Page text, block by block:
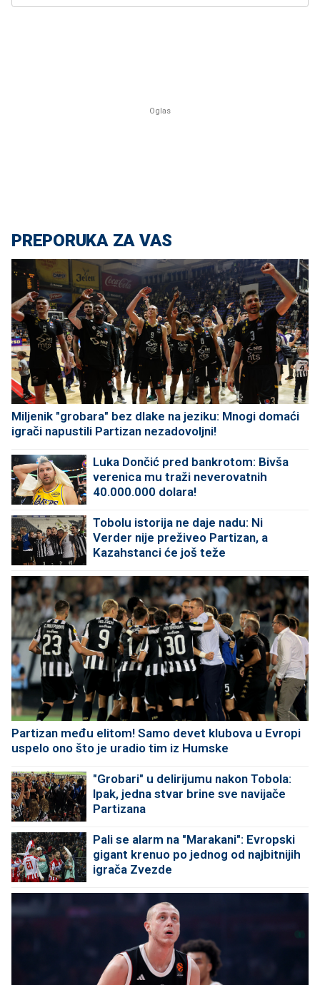
PREPORUKA ZA VAS
Miljenik "grobara" bez dlake na jeziku: Mnogi domaći
igrači napustili Partizan nezadovoljni!
Luka Dončić pred bankrotom: Bivša
verenica mu traži neverovatnih
40.000.000 dolara!
Tobolu istorija ne daje nadu: Ni
Verder nije preživeo Partizan, a
Kazahstanci će još teže
Partizan među elitom! Samo devet klubova u Evropi
uspelo ono što je uradio tim iz Humske
"Grobari" u delirijumu nakon Tobola:
Ipak, jedna stvar brine sve navijače
Partizana
Pali se alarm na "Marakani": Evropski
gigant krenuo po jednog od najbitnijih
igrača Zvezde